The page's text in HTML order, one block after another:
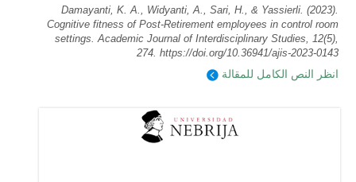
Damayanti, K. A., Widyanti, A., Sari, H., & Yassierli. (2023).
Cognitive fitness of Post-Retirement employees in control room
settings. Academic Journal of Interdisciplinary Studies, 12(5),
274. https://doi.org/10.36941/ajis-2023-0143
انظر النص الكامل للمقالة